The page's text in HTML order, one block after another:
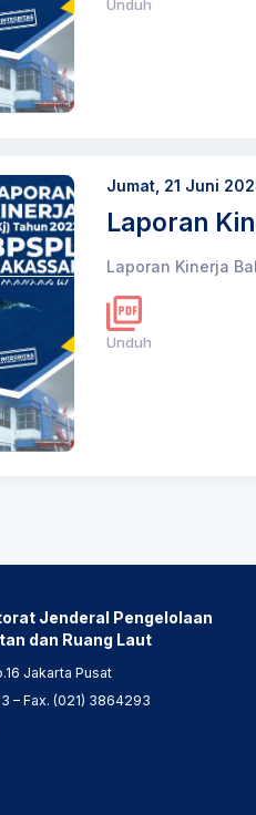
Unduh
Jumat, 21 Juni
Laporan
Laporan Kinerja
Unduh
Jenderal Pengelolaan
dan Ruang Laut
Jakarta Pusat
– Fax. (021) 3864293